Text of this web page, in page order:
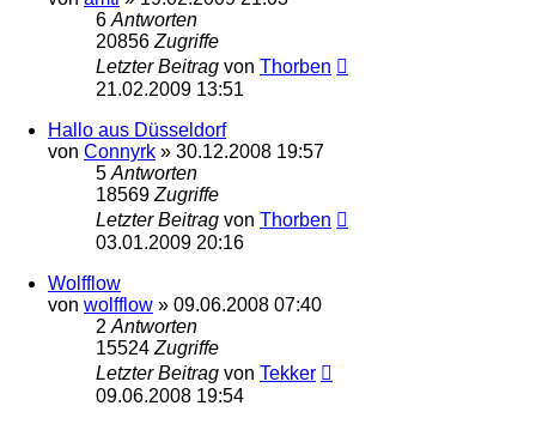
6 Antworten
20856 Zugriffe
Letzter Beitrag von Thorben
21.02.2009 13:51
Hallo aus Düsseldorf
von Connyrk » 30.12.2008 19:57
5 Antworten
18569 Zugriffe
Letzter Beitrag von Thorben
03.01.2009 20:16
Wolfflow
von wolfflow » 09.06.2008 07:40
2 Antworten
15524 Zugriffe
Letzter Beitrag von Tekker
09.06.2008 19:54